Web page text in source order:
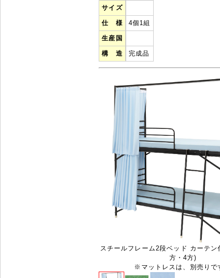
サイズ
仕 様 4個1組
生産国
構 造 完成品
スチールフレーム2段ベッド カーテ
方・4方)
※マットレスは、別売りで